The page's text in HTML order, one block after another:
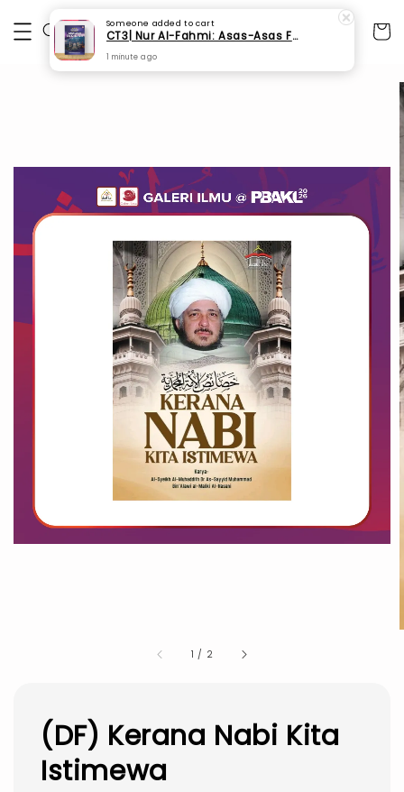
1 / 2
(DF) Kerana Nabi Kita
Istimewa
Someone added to cart
CT3| Nur Al-Fahmi: Asas-Asas Fardhu Ain (SPI 175)
1 minute ago